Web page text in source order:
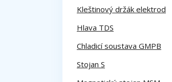
Kleštinový držák elektrod
Hlava TDS
Chladicí soustava GMPB
Stojan S